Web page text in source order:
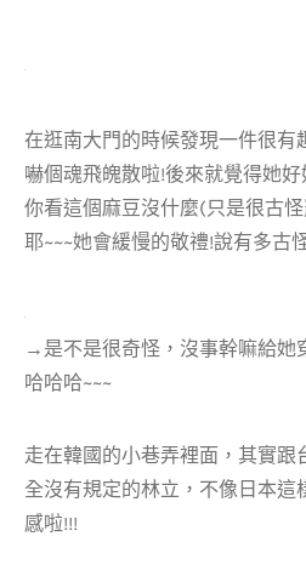
在逛南大門的時候發現一件很有
嚇個魂飛魄散啦!後來就覺得她好
你看這個麻豆沒什麼(只是很古
耶~~~她會緩慢的敬禮!說有多古
→是不是很奇怪，沒事幹嘛給她
哈哈哈~~~
走在韓國的小巷弄裡面，其實跟
全沒有規定的林立，不像日本這
感啦!!!